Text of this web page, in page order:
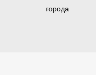
города